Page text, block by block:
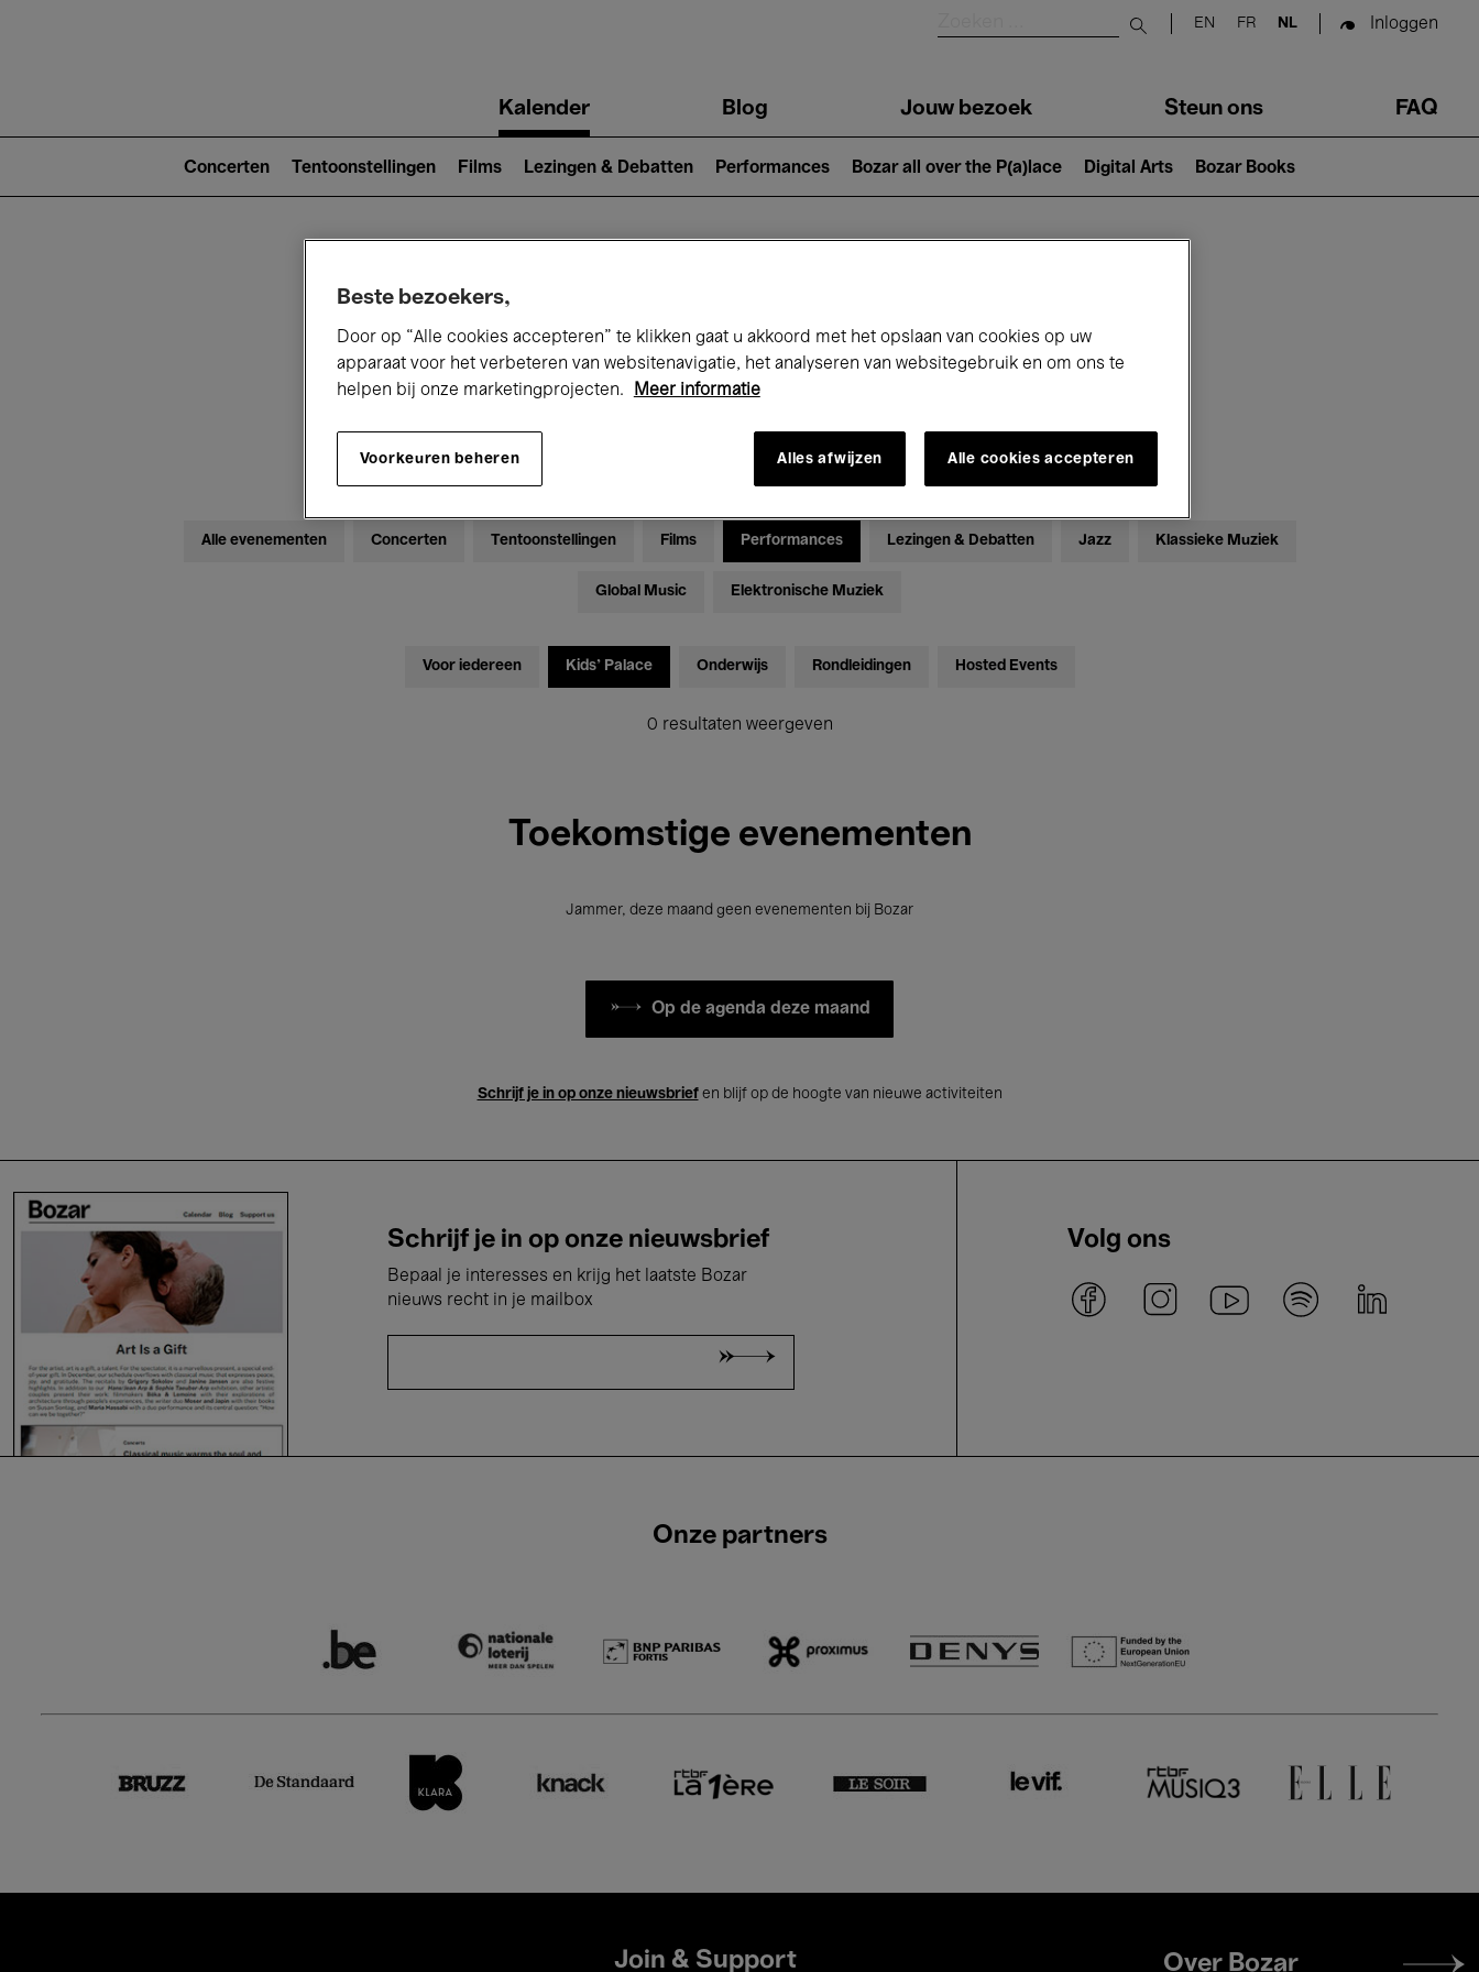
Submit search
EN FR NL Inloggen
navigationKalender Blog Jouw bezoek Steun ons FAQ
2)
Concerten Tentoonstellingen Films Lezingen & Debatten Performances Bozar all over the P(a)lace Digital Arts Bozar Books
Alle evenementen Concerten Tentoonstellingen Films Performances Lezingen & Debatten Jazz Klassieke Muziek
Global Music Elektronische Muziek
Voor iedereen Kids’ Palace Onderwijs Rondleidingen Hosted Events
0 resultaten weergeven
Toekomstige evenementen
Jammer, deze maand geen evenementen bij Bozar
Op de agenda deze maand
Schrijf je in op onze nieuwsbriefen blijf op de hoogte van nieuwe activiteiten
Schrijf je in op onze nieuwsbrief
Bepaal je interesses en krijg het laatste Bozar
nieuws recht in je mailbox
Volg ons
Onze partners
Join & Support
Footer
Over Bozar
Beste bezoekers,
Door op “Alle cookies accepteren” te klikken gaat u akkoord met het opslaan van cookies op uw
apparaat voor het verbeteren van websitenavigatie, het analyseren van websitegebruik en om ons te
helpen bij onze marketingprojecten.
Meer informatie
Voorkeuren beheren Alles afwijzen Alle cookies accepteren